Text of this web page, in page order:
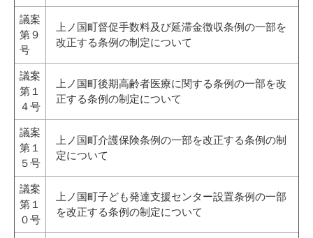
議案
第９
号
上ノ国町督促手数料及び延滞金徴収条例の一部を
改正する条例の制定について
議案
第１
４号
上ノ国町後期高齢者医療に関する条例の一部を改
正する条例の制定について
議案
第１
５号
上ノ国町介護保険条例の一部を改正する条例の制
定について
議案
第１
０号
上ノ国町子ども発達支援センター設置条例の一部
を改正する条例の制定について